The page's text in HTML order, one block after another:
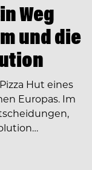
Weg
und die
Hut eines
Europas. Im